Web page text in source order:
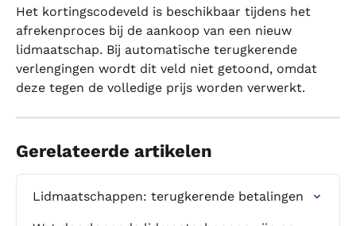
Het kortingscodeveld is beschikbaar tijdens het
afrekenproces bij de aankoop van een nieuw
lidmaatschap. Bij automatische terugkerende
verlengingen wordt dit veld niet getoond, omdat
deze tegen de volledige prijs worden verwerkt.
Gerelateerde artikelen
Lidmaatschappen: terugkerende betalingen